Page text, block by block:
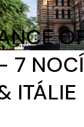
7
ITÁLIE